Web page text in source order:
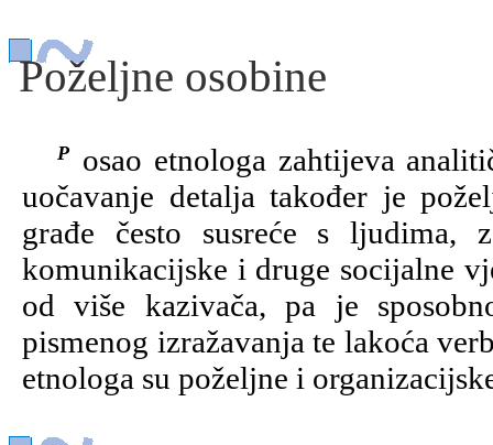
Poželjne osobine
Posao etnologa zahtijeva analitičnost, strpljivost i temeljitost u radu. Lako
uočavanje detalja također je
građe često susreće s ljudima,
komunikacijske i druge socijalne
od više kazivača, pa je
pismenog izražavanja te lakoća
etnologa su poželjne i